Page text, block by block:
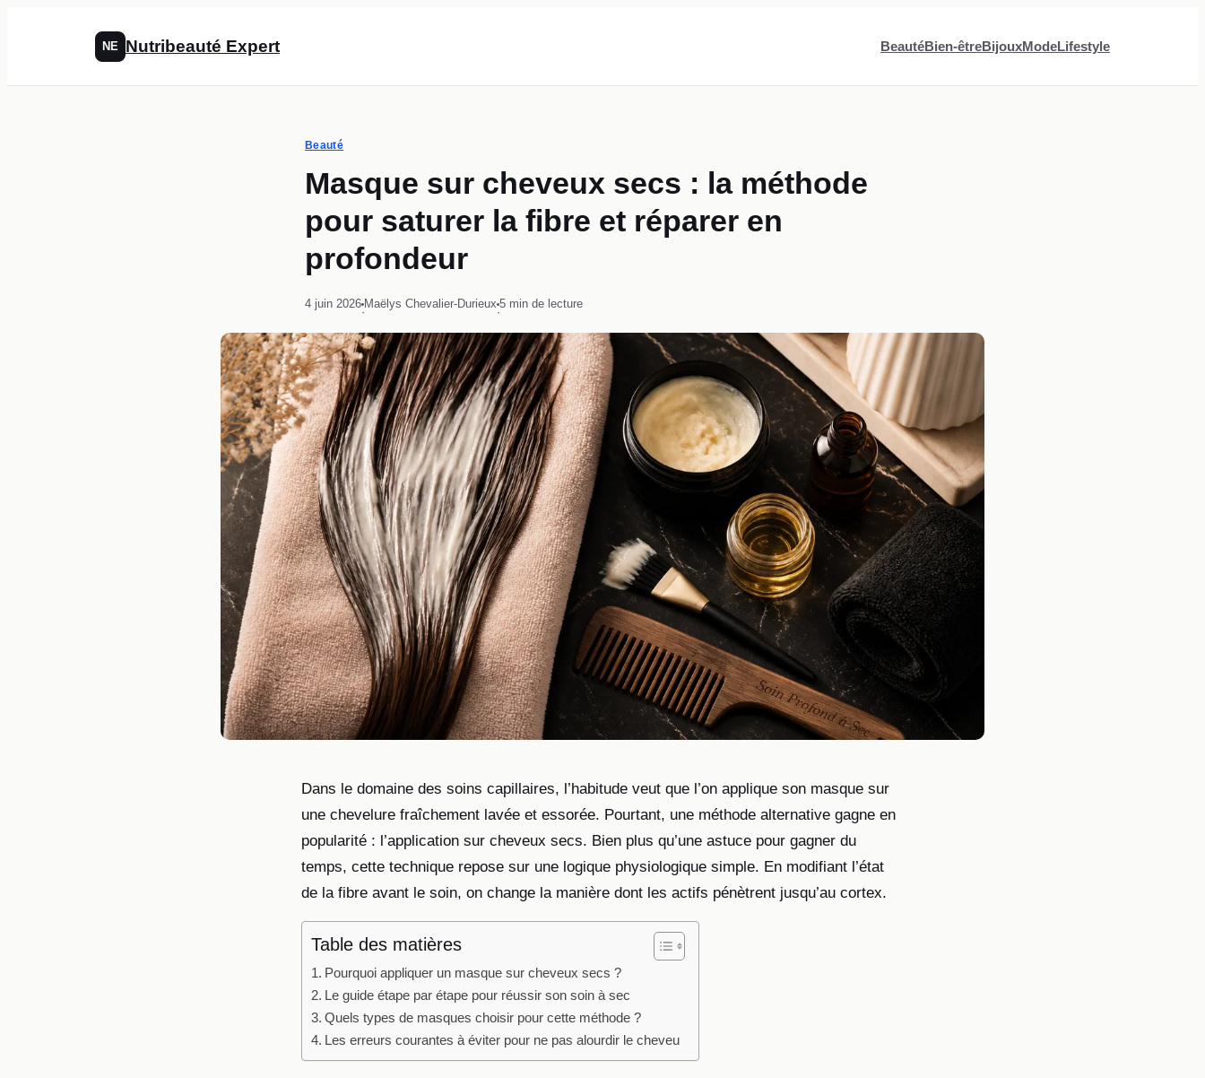
NE Nutribeauté Expert BeautéBien-êtreBijouxModeLifestyle
Beauté
Masque sur cheveux secs : la méthode
pour saturer la fibre et réparer en
profondeur
4 juin 2026
·
Maëlys Chevalier-Durieux
·
5 min de lecture
Dans le domaine des soins capillaires, l’habitude veut que l’on applique son masque sur
une chevelure fraîchement lavée et essorée. Pourtant, une méthode alternative gagne en
popularité : l’application sur cheveux secs. Bien plus qu’une astuce pour gagner du
temps, cette technique repose sur une logique physiologique simple. En modifiant l’état
de la fibre avant le soin, on change la manière dont les actifs pénètrent jusqu’au cortex.
Table des matières
Pourquoi appliquer un masque sur cheveux secs ?
Le guide étape par étape pour réussir son soin à sec
Quels types de masques choisir pour cette méthode ?
Les erreurs courantes à éviter pour ne pas alourdir le cheveu